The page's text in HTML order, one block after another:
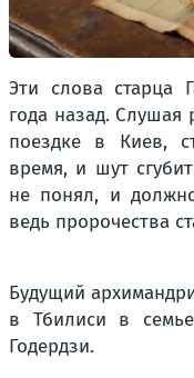
Эти слова старца
года назад. Слушая
поездке в Киев,
время, и шут
не понял, и
ведь пророчества
Будущий
в Тбилиси в
Годердзи.